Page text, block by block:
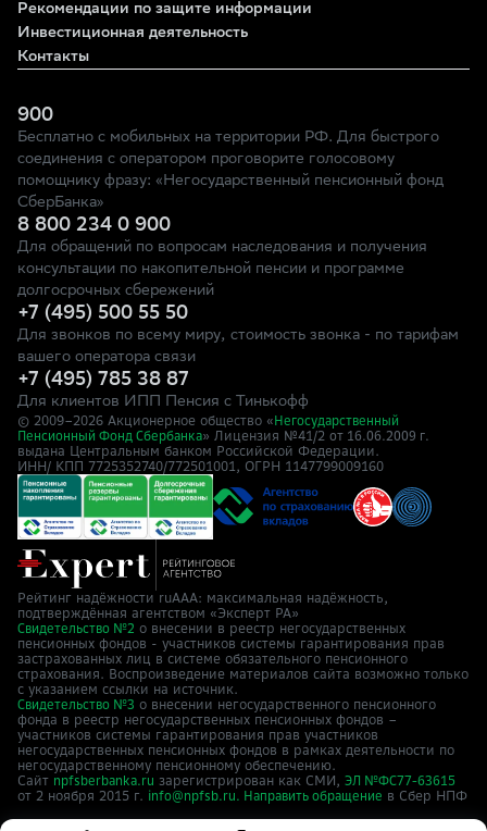
Рекомендации по защите информации
Инвестиционная деятельность
Контакты
900
Бесплатно с мобильных на территории РФ. Для быстрого
соединения с оператором проговорите голосовому
помощнику фразу: «Негосударственный пенсионный фонд
СберБанка»
8 800 234 0 900
Для обращений по вопросам наследования и получения
консультации по накопительной пенсии и программе
долгосрочных сбережений
+7 (495) 500 55 50
Для звонков по всему миру, стоимость звонка - по тарифам
вашего оператора связи
+7 (495) 785 38 87
Для клиентов ИПП Пенсия с Тинькофф
© 2009–2026 Акционерное общество « Негосударственный
Пенсионный Фонд Сбербанка» Лицензия №41/2 от 16.06.2009 г.
выдана Центральным банком Российской Федерации.
ИНН/ КПП 7725352740/772501001, ОГРН 1147799009160
Рейтинг надёжности ruAAA: максимальная надёжность,
подтверждённая агентством «Эксперт РА»
Свидетельство №2 о внесении в реестр негосударственных
пенсионных фондов - участников системы гарантирования прав
застрахованных лиц в системе обязательного пенсионного
страхования. Воспроизведение материалов сайта возможно только
с указанием ссылки на источник.
Свидетельство №3 о внесении негосударственного пенсионного
фонда в реестр негосударственных пенсионных фондов –
участников системы гарантирования прав участников
негосударственных пенсионных фондов в рамках деятельности по
негосударственному пенсионному обеспечению.
Сайт npfsberbanka.ru зарегистрирован как СМИ, ЭЛ №ФС77-63615
от 2 ноября 2015 г. info@npfsb.ru. Направить обращение в Cбер НПФ